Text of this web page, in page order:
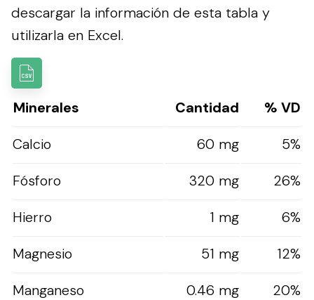
descargar la información de esta tabla y
utilizarla en Excel.
Minerales Cantidad
% VD
Calcio
60 mg
5%
Fósforo
320 mg
26%
Hierro
1 mg
6%
Magnesio
51 mg
12%
Manganeso
0.46 mg
20%